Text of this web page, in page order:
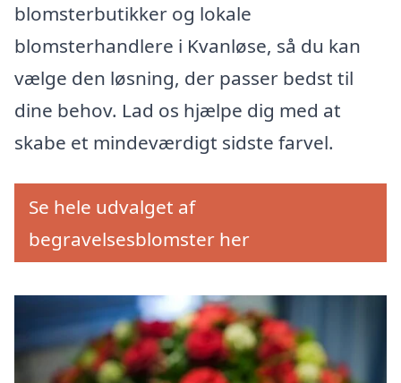
blomsterbutikker og lokale
blomsterhandlere i Kvanløse, så du kan
vælge den løsning, der passer bedst til
dine behov. Lad os hjælpe dig med at
skabe et mindeværdigt sidste farvel.
Se hele udvalget af
begravelsesblomster her